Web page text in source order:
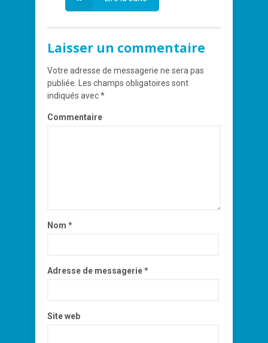
Laisser un commentaire
Votre adresse de messagerie ne sera pas
publiée.
Les champs obligatoires sont
indiqués avec*
Commentaire
Nom *
Adresse de messagerie*
Site web